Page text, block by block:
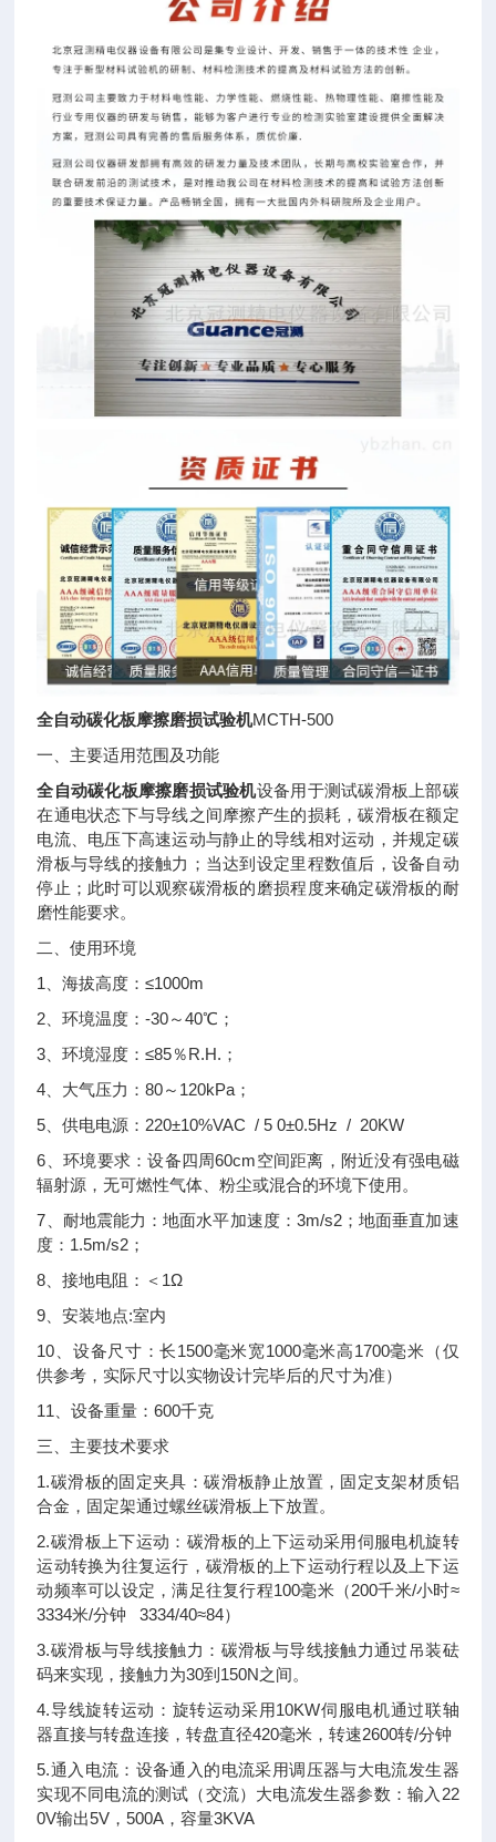
全自动碳化板摩擦磨损试验机MCTH-500
一、主要适用范围及功能
全自动碳化板摩擦磨损试验机设备用于测试碳滑板上部碳
在通电状态下与导线之间摩擦产生的损耗，碳滑板在额定
电流、电压下高速运动与静止的导线相对运动，并规定碳
滑板与导线的接触力；当达到设定里程数值后，设备自动
停止；此时可以观察碳滑板的磨损程度来确定碳滑板的耐
磨性能要求。
二、使用环境
1、海拔高度：≤1000m
2、环境温度：-30～40℃；
3、环境湿度：≤85％R.H.；
4、大气压力：80～120kPa；
5、供电电源：220±10%VAC / 5 0±0.5Hz / 20KW
6、环境要求：设备四周60cm空间距离，附近没有强电磁
辐射源，无可燃性气体、粉尘或混合的环境下使用。
7、耐地震能力：地面水平加速度：3m/s2；地面垂直加速
度：1.5m/s2；
8、接地电阻：＜1Ω
9、安装地点:室内
10、设备尺寸：长1500毫米宽1000毫米高1700毫米（仅
供参考，实际尺寸以实物设计完毕后的尺寸为准）
11、设备重量：600千克
三、主要技术要求
1.碳滑板的固定夹具：碳滑板静止放置，固定支架材质铝
合金，固定架通过螺丝碳滑板上下放置。
2.碳滑板上下运动：碳滑板的上下运动采用伺服电机旋转
运动转换为往复运行，碳滑板的上下运动行程以及上下运
动频率可以设定，满足往复行程100毫米（200千米/小时≈
3334米/分钟 3334/40≈84）
3.碳滑板与导线接触力：碳滑板与导线接触力通过吊装砝
码来实现，接触力为30到150N之间。
4.导线旋转运动：旋转运动采用10KW伺服电机通过联轴
器直接与转盘连接，转盘直径420毫米，转速2600转/分钟
5.通入电流：设备通入的电流采用调压器与大电流发生器
实现不同电流的测试（交流）大电流发生器参数：输入22
0V输出5V，500A，容量3KVA